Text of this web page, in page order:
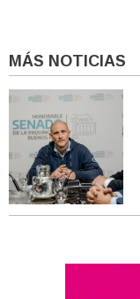
MÁS NOTICIAS